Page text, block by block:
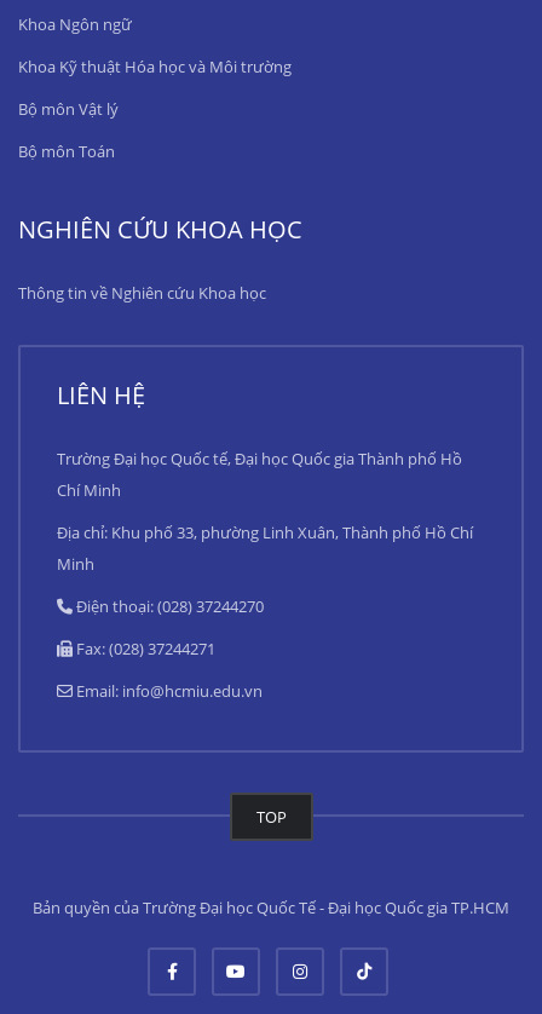
Khoa Ngôn ngữ
Khoa Kỹ thuật Hóa học và Môi trường
Bộ môn Vật lý
Bộ môn Toán
NGHIÊN CỨU KHOA HỌC
Thông tin về Nghiên cứu Khoa học
LIÊN HỆ
Trường Đại học Quốc tế, Đại học Quốc gia Thành phố Hồ
Chí Minh
Địa chỉ: Khu phố 33, phường Linh Xuân, Thành phố Hồ Chí
Minh
Điện thoại: (028) 37244270
Fax: (028) 37244271
Email: info@hcmiu.edu.vn
TOP
Bản quyền của Trường Đại học Quốc Tế - Đại học Quốc gia TP.HCM